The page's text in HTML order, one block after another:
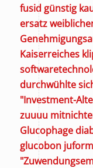
fusid günstig
ersatz
Kaiserreiches
durchwühlte
"Investment-
zuuuu
Glucophage
glucobon